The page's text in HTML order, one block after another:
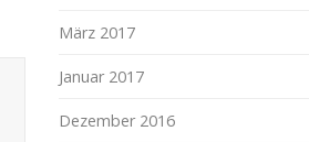
März 2017
Januar 2017
Dezember 2016